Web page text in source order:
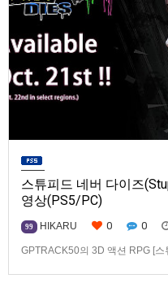
스튜피드 네버 다이즈
영상(PS5/PC)
99 HIKARU 0 0
GPTRACK50의 3D 액션 RPG [